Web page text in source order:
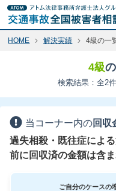
HOME 解決実績 4級の一
4級
検索結果：全2
当コーナー内の回収
過失相殺・既往症によ
前に回収済の金額は含ま
ご自分のケースの